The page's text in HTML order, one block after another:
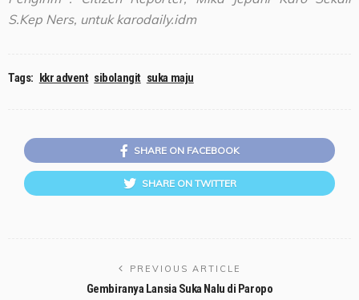
S.Kep Ners, untuk karodaily.idm
Tags: kkr advent sibolangit suka maju
SHARE ON FACEBOOK
SHARE ON TWITTER
PREVIOUS ARTICLE
Gembiranya Lansia Suka Nalu di Paropo